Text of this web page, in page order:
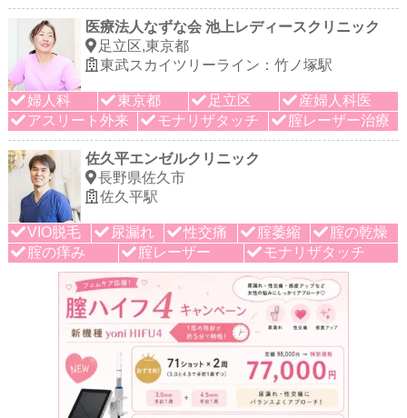
医療法人なずな会 池上レディースクリニック
足立区,東京都
東武スカイツリーライン：竹ノ塚駅
婦人科 東京都 足立区
産婦人科医
アスリート外来
モナリザタッチ 腟レーザー治療
佐久平エンゼルクリニック
長野県佐久市
佐久平駅
VIO脱毛 尿漏れ 性交痛 腟萎縮
腟の乾燥
腟の痒み
腟レーザー モナリザタッチ